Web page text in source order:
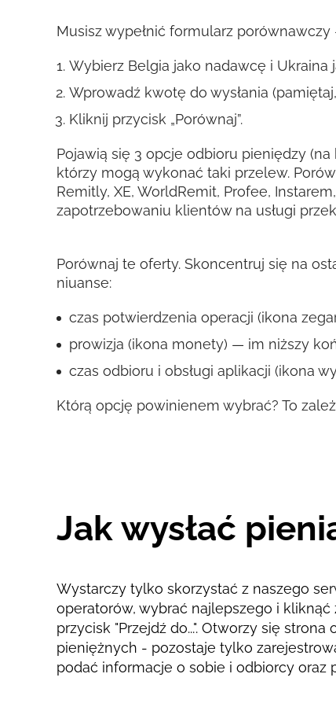
Musisz wypełnić formularz
Wybierz Belgia jako nadawcę i
Wprowadź kwotę do wysłania
Kliknij przycisk „Porównaj”.
Pojawią się 3 opcje odbioru pieniędzy
którzy mogą wykonać taki przelew.
Remitly, XE, WorldRemit, Profee,
zapotrzebowaniu klientów na usługi
Porównaj te oferty. Skoncentruj się na
niuanse:
czas potwierdzenia operacji (ikona
prowizja (ikona monety) — im niższy
czas odbioru i obsługi aplikacji (ikona
Którą opcję powinienem wybrać? To
Jak wysłać
Wystarczy tylko skorzystać z naszego
operatorów, wybrać najlepszego i kliknąć
przycisk "Przejdź do...". Otworzy się
pieniężnych - pozostaje tylko
podać informacje o sobie i odbiorcy oraz